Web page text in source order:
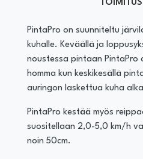
PintaPro on suunniteltu
kuhalle. Keväällä ja
noustessa pintaan PintaPro
homma kun keskikesällä
auringon laskettua kuha
PintaPro kestää myös
suositellaan 2,0-5,0 km/h
noin 50cm.